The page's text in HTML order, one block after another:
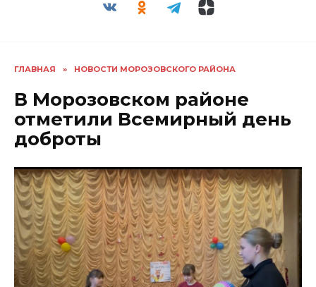
ГЛАВНАЯ » НОВОСТИ МОРОЗОВСКОГО РАЙОНА
В Морозовском районе
отметили Всемирный день
доброты